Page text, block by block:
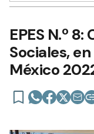
EPES N.º
Sociales,
México